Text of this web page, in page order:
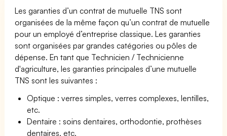
Les garanties d’un contrat de mutuelle TNS sont
organisées de la même façon qu’un contrat de mutuelle
pour un employé d’entreprise classique. Les garanties
sont organisées par grandes catégories ou pôles de
dépense. En tant que Technicien / Technicienne
d'agriculture, les garanties principales d’une mutuelle
TNS sont les suivantes :
Optique : verres simples, verres complexes, lentilles,
etc.
Dentaire : soins dentaires, orthodontie, prothèses
dentaires, etc.